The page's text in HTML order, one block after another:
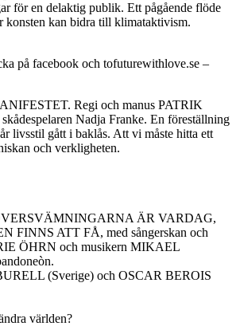
för en delaktig publik. Ett pågående flöde
konsten kan bidra till klimataktivism.
på facebook och tofuturewithlove.se –
Regi och manus PATRIK
Nadja Franke. En föreställning
livsstil gått i baklås. Att vi måste hitta ett
och verkligheten.
ÄR VARDAG,
FINNS ATT FÅ, med sångerskan och
ÖHRN och musikern MIKAEL
(Sverige) och OSCAR BEROIS
världen?